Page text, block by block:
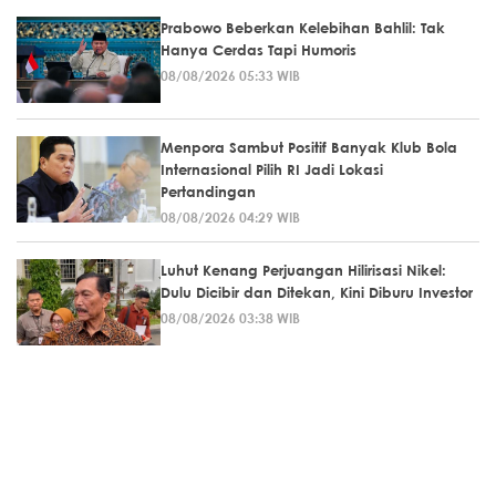
Prabowo Beberkan Kelebihan Bahlil: Tak
Hanya Cerdas Tapi Humoris
08/08/2026 05:33 WIB
Menpora Sambut Positif Banyak Klub Bola
Internasional Pilih RI Jadi Lokasi
Pertandingan
08/08/2026 04:29 WIB
Luhut Kenang Perjuangan Hilirisasi Nikel:
Dulu Dicibir dan Ditekan, Kini Diburu Investor
08/08/2026 03:38 WIB